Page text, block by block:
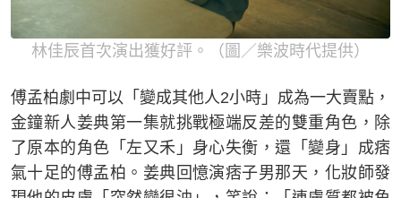
林佳辰首次演出獲好評。（圖／樂波時代提供）
傅孟柏劇中可以「變成其他人2小時」成為一大賣點，
金鐘新人姜典第一集就挑戰極端反差的雙重角色，除
了原本的角色「左又禾」身心失衡，還「變身」成痞
氣十足的傅孟柏。姜典回憶演痞子男那天，化妝師發